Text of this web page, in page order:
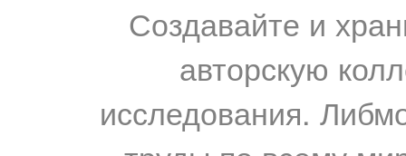
Создавайте и
авторскую
исследования.